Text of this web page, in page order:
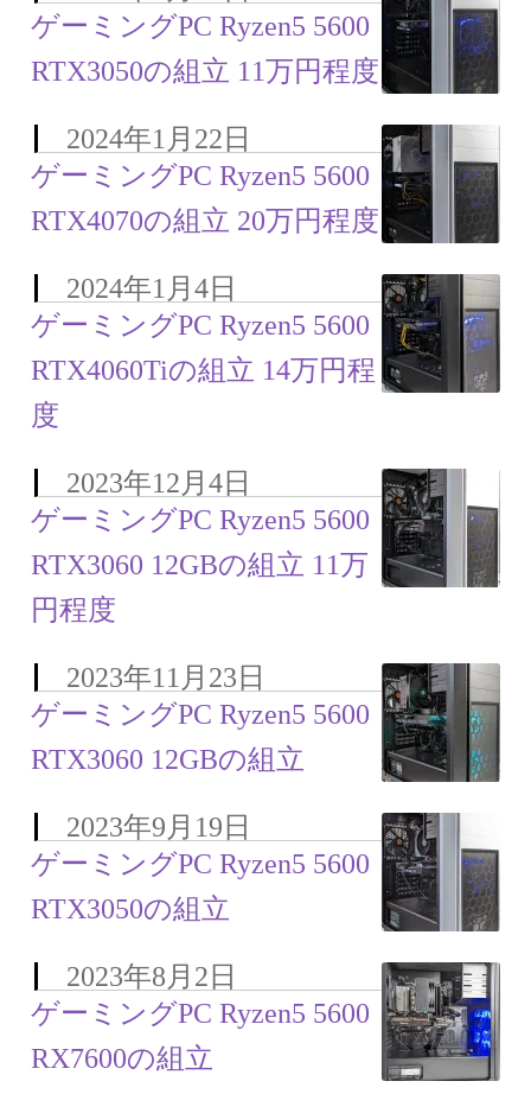
ゲーミングPC Ryzen5 5600
RTX3050の組立 11万円程度
ゲーミングPC Ryzen5 5600
RTX4070の組立 20万円程度
2024年1月22日
ゲーミングPC Ryzen5 5600
RTX4060Tiの組立 14万円程
度
2024年1月4日
ゲーミングPC Ryzen5 5600
RTX3060 12GBの組立 11万
円程度
2023年12月4日
ゲーミングPC Ryzen5 5600
RTX3060 12GBの組立
2023年11月23日
ゲーミングPC Ryzen5 5600
RTX3050の組立
2023年9月19日
ゲーミングPC Ryzen5 5600
RX7600の組立
2023年8月2日